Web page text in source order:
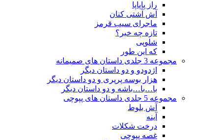
راز پاپاپا
آش آشتی کنان
ماجرای سیب قرمز
تازه چه خبر؟
شلوپی
که این طور
مجموعه 3 جلدی داستان های صمیمانه
اژدودو و دو داستان دیگر
هزار بوسه پرپری و دو داستان دیگر
با…با…باشه و دو داستان دیگر
مجموعه 5 جلدی داستان های پپوچی
آش بلوط
آینه
درخت شکلات
غصه پپوچی